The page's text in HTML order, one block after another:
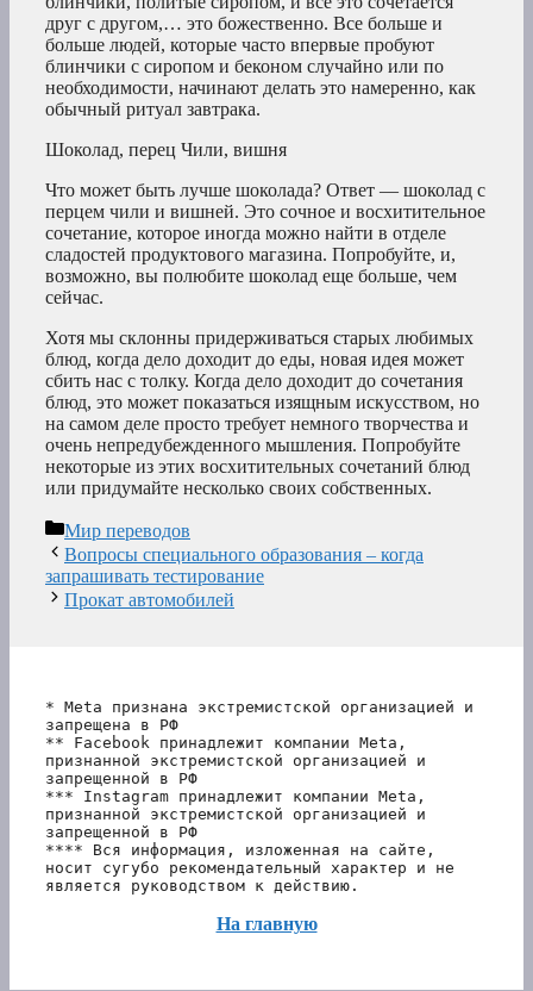
друг с другом,… это божественно. Все больше и
больше людей, которые часто впервые пробуют
блинчики с сиропом и беконом случайно или по
необходимости, начинают делать это намеренно, как
обычный ритуал завтрака.
Шоколад, перец Чили, вишня
Что может быть лучше шоколада? Ответ — шоколад с
перцем чили и вишней. Это сочное и восхитительное
сочетание, которое иногда можно найти в отделе
сладостей продуктового магазина. Попробуйте, и,
возможно, вы полюбите шоколад еще больше, чем
сейчас.
Хотя мы склонны придерживаться старых любимых
блюд, когда дело доходит до еды, новая идея может
сбить нас с толку. Когда дело доходит до сочетания
блюд, это может показаться изящным искусством, но
на самом деле просто требует немного творчества и
очень непредубежденного мышления. Попробуйте
некоторые из этих восхитительных сочетаний блюд
или придумайте несколько своих собственных.
Рубрики
Мир переводов
Вопросы специального образования – когда
запрашивать тестирование
Прокат автомобилей
* Meta признана экстремистской организацией и
запрещена в РФ
** Facebook принадлежит компании Meta,
признанной экстремистской организацией и
запрещенной в РФ
*** Instagram принадлежит компании Meta,
признанной экстремистской организацией и
запрещенной в РФ
**** Вся информация, изложенная на сайте,
носит сугубо рекомендательный характер и не
является руководством к действию.
На главную